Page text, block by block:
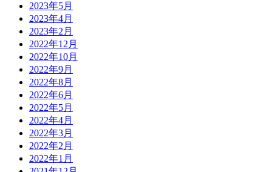
2023年5月
2023年4月
2023年2月
2022年12月
2022年10月
2022年9月
2022年8月
2022年6月
2022年5月
2022年4月
2022年3月
2022年2月
2022年1月